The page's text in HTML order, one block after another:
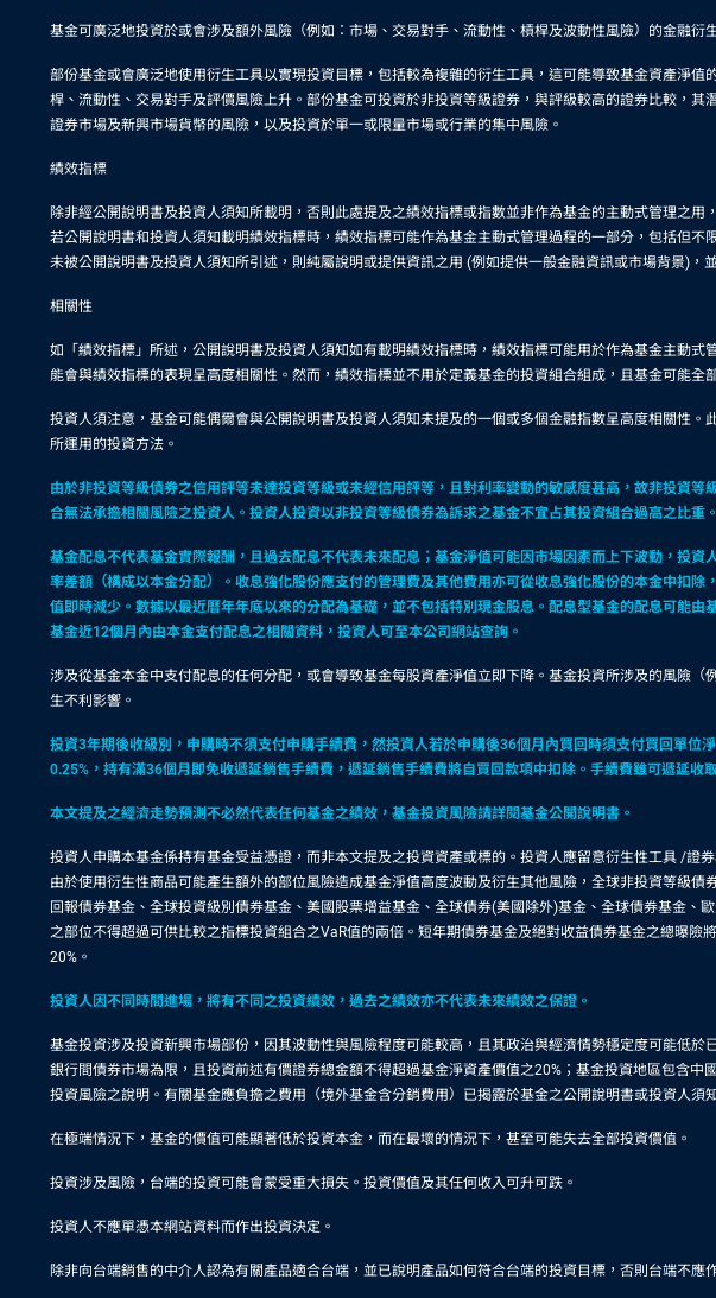
基金可廣泛地投資於或會涉及額外風險（例如：市場、交易對手、流動性、槓桿及波動性風險）的金融衍
部份基金或會廣泛地使用衍生工具以實現投資目標，包括較為複雜的衍生工具，這可能導致基金資產淨
桿、流動性、交易對手及評價風險上升。部份基金可投資於非投資等級證券，與評級較高的證券比較，
證券市場及新興市場貨幣的風險，以及投資於單一或限量市場或行業的集中風險。
績效指標
除非經公開說明書及投資人須知所載明，否則此處提及之績效指標或指數並非作為基金的主動式管理之用
若公開說明書和投資人須知載明績效指標時，績效指標可能作為基金主動式管理過程的一部分，包括但
未被公開說明書及投資人須知所引述，則純屬說明或提供資訊之用 (例如提供一般金融資訊或市場背景)，
相關性
如「績效指標」所述，公開說明書及投資人須知如有載明績效指標時，績效指標可能用於作為基金主動
能會與績效指標的表現呈高度相關性。然而，績效指標並不用於定義基金的投資組合組成，且基金可能全
投資人須注意，基金可能偶爾會與公開說明書及投資人須知未提及的一個或多個金融指數呈高度相關性
所運用的投資方法。
由於非投資等級債券之信用評等未達投資等級或未經信用評等，且對利率變動的敏感度甚高，故非投資
合無法承擔相關風險之投資人。投資人投資以非投資等級債券為訴求之基金不宜占其投資組合過高之比重
基金配息不代表基金實際報酬，且過去配息不代表未來配息；基金淨值可能因市場因素而上下波動，投
率差額（構成以本金分配）。收息強化股份應支付的管理費及其他費用亦可從收息強化股份的本金中扣
值即時減少。數據以最近曆年年底以來的分配為基礎，並不包括特別現金股息。配息型基金的配息可能
基金近12個月內由本金支付配息之相關資料，投資人可至本公司網站查詢。
涉及從基金本金中支付配息的任何分配，或會導致基金每股資產淨值立即下降。基金投資所涉及的風險
生不利影響。
投資3年期後收級別，申購時不須支付申購手續費，然投資人若於申購後36個月內買回時須支付買回單
0.25%，持有滿36個月即免收遞延銷售手續費，遞延銷售手續費將自買回款項中扣除。手續費雖可遞延
本文提及之經濟走勢預測不必然代表任何基金之績效，基金投資風險請詳閱基金公開說明書。
投資人申購本基金係持有基金受益憑證，而非本文提及之投資資產或標的。投資人應留意衍生性工具 /證
由於使用衍生性商品可能產生額外的部位風險造成基金淨值高度波動及衍生其他風險，全球非投資等級
回報債券基金、全球投資級別債券基金、美國股票增益基金、全球債券(美國除外)基金、全球債券基金
之部位不得超過可供比較之指標投資組合之VaR值的兩倍。短年期債券基金及絕對收益債券基金之總曝
20%。
投資人因不同時間進場，將有不同之投資績效，過去之績效亦不代表未來績效之保證。
基金投資涉及投資新興市場部份，因其波動性與風險程度可能較高，且其政治與經濟情勢穩定度可能低
銀行間債券市場為限，且投資前述有價證券總金額不得超過基金淨資產價值之20%；基金投資地區包含
投資風險之說明。有關基金應負擔之費用（境外基金含分銷費用）已揭露於基金之公開說明書或投資人須
在極端情況下，基金的價值可能顯著低於投資本金，而在最壞的情況下，甚至可能失去全部投資價值。
投資涉及風險，台端的投資可能會蒙受重大損失。投資價值及其任何收入可升可跌。
投資人不應單憑本網站資料而作出投資決定。
除非向台端銷售的中介人認為有關產品適合台端，並已說明產品如何符合台端的投資目標，否則台端不應